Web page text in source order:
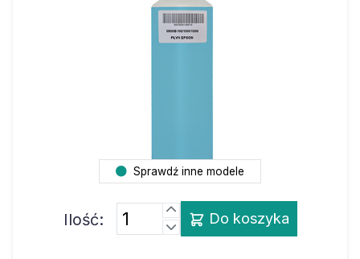
Sprawdź inne modele
Ilość: Do koszyka